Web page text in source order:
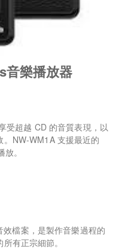
音樂播放器
受超越 CD 的音質表現，以
NW-WM1A 支援最近的
。
檔案，是製作音樂過程的
有正宗細節。